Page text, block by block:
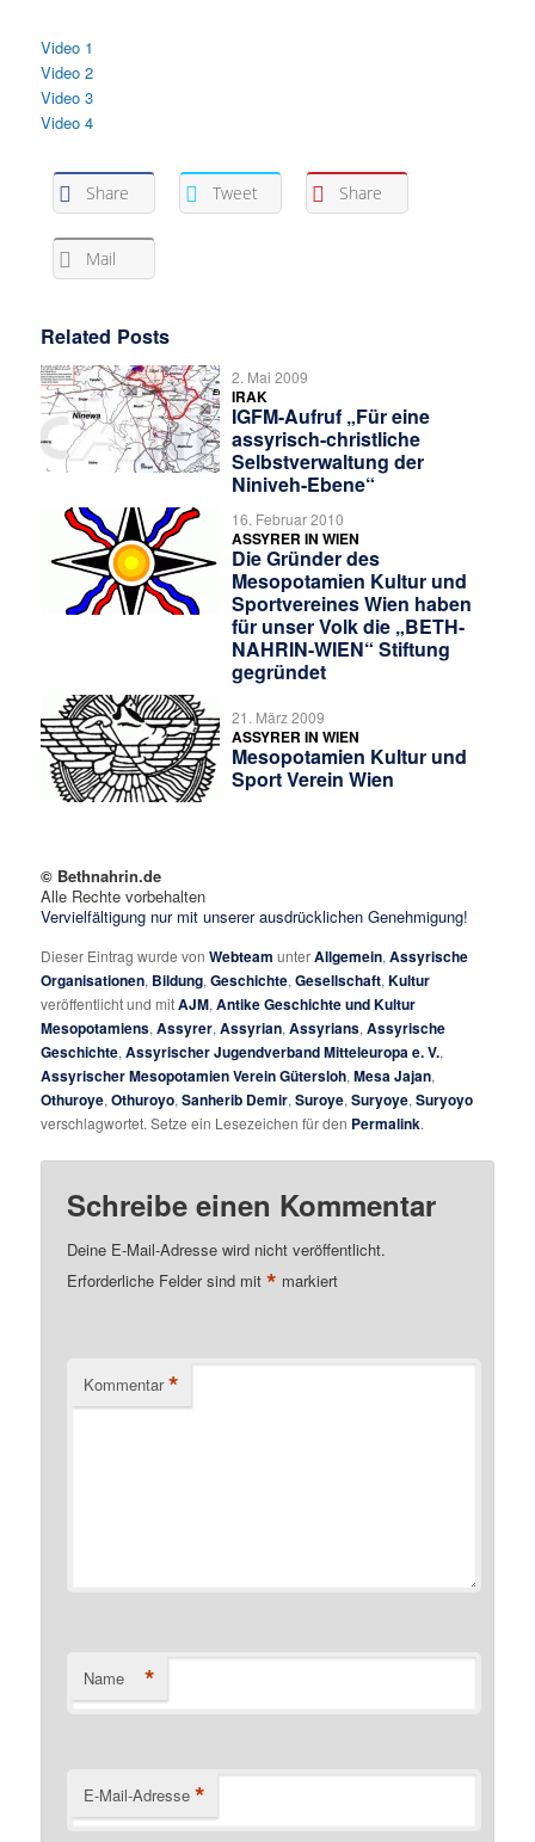
Video 1
Video 2
Video 3
Video 4
Share Tweet Share
Mail
Related Posts
2. Mai 2009
IRAK
IGFM-Aufruf „Für eine
assyrisch-christliche
Selbstverwaltung der
Niniveh-Ebene“
16. Februar 2010
ASSYRER IN WIEN
Die Gründer des
Mesopotamien Kultur und
Sportvereines Wien haben
für unser Volk die „BETH-
NAHRIN-WIEN“ Stiftung
gegründet
21. März 2009
ASSYRER IN WIEN
Mesopotamien Kultur und
Sport Verein Wien
© Bethnahrin.de
Alle Rechte vorbehalten
Vervielfältigung nur mit unserer ausdrücklichen Genehmigung!
Dieser Eintrag wurde vonWebteam unterAllgemein,Assyrische
Organisationen, Bildung,Geschichte,Gesellschaft,Kultur
veröffentlicht und mitAJM,Antike Geschichte und Kultur
Mesopotamiens,Assyrer,Assyrian,Assyrians,Assyrische
Geschichte,Assyrischer Jugendverband Mitteleuropa e. V.,
Assyrischer Mesopotamien Verein Gütersloh,Mesa Jajan,
Othuroye,Othuroyo,Sanherib Demir,Suroye,Suryoye,Suryoyo
verschlagwortet. Setze ein Lesezeichen für den Permalink.
Schreibe einen Kommentar
Deine E-Mail-Adresse wird nicht veröffentlicht.
Erforderliche Felder sind mit* markiert
Kommentar *
Name *
E-Mail-Adresse *